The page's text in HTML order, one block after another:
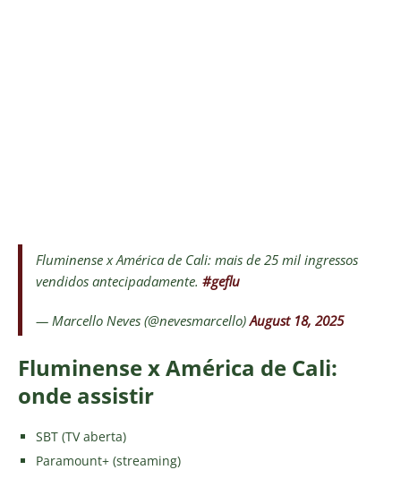
Fluminense x América de Cali: mais de 25 mil ingressos
vendidos antecipadamente. #geflu
— Marcello Neves (@nevesmarcello)August 18, 2025
Fluminense x América de Cali:
onde assistir
SBT (TV aberta)
Paramount+ (streaming)